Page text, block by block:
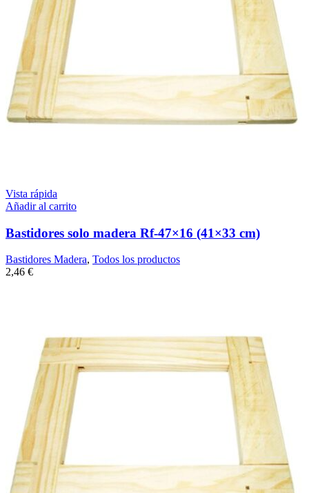
Vista rápida
Añadir al carrito
Bastidores solo madera Rf-47×16 (41×33 cm)
Bastidores Madera, Todos los productos
2,46 €